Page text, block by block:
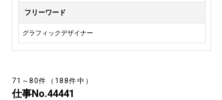
フリーワード
グラフィックデザイナー
71～80件（188件中）
仕事No.44441